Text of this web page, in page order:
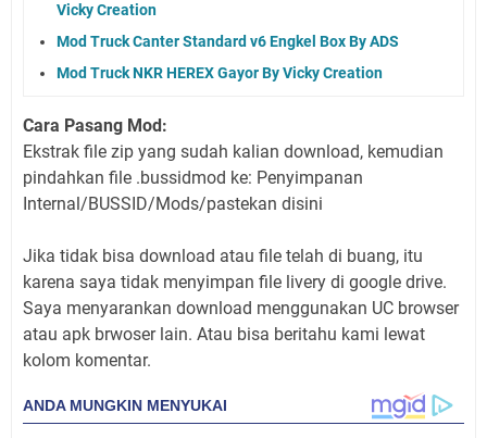
Vicky Creation
Mod Truck Canter Standard v6 Engkel Box By ADS
Mod Truck NKR HEREX Gayor By Vicky Creation
Cara Pasang Mod:
Ekstrak file zip yang sudah kalian download, kemudian
pindahkan file .bussidmod ke: Penyimpanan
Internal/BUSSID/Mods/pastekan disini
Jika tidak bisa download atau file telah di buang, itu
karena saya tidak menyimpan file livery di google drive.
Saya menyarankan download menggunakan UC browser
atau apk brwoser lain. Atau bisa beritahu kami lewat
kolom komentar.